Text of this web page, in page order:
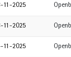
11-2025
11-2025
11-2025